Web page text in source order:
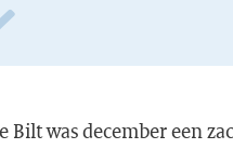
was december een